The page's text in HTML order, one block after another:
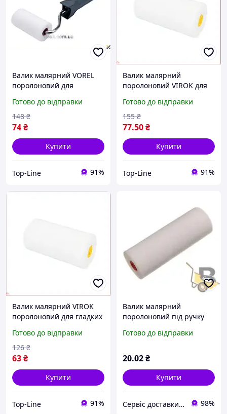
Валик малярний VOREL
поролоновий для
7x3.5 см тримач 6 мм
Готово до відправки
74₴
148 ₴
Купити
Top-Line 91%
Валик малярний
поролоновий VIROK для
поверхонь діаметр 35 мм
пакування 3 шт
Готово до відправки
77.50₴
155 ₴
Купити
Top-Line 91%
Валик малярний VIROK
поролоновий для гладких
для фарбування і
лакування 2 шт
Готово до відправки
63₴
126 ₴
Купити
Top-Line 91%
Валик малярний
поролоновий під ручку
Готово до відправки
20.02₴
Купити
Сервіс доставки будівельних матеріалів 98%